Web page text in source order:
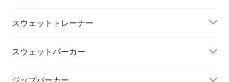
スウェットトレーナー
スウェットパーカー
ジップパーカー